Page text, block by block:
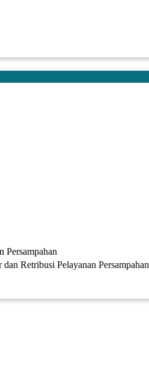
Persampahan
Retribusi Pelayanan Persampahan